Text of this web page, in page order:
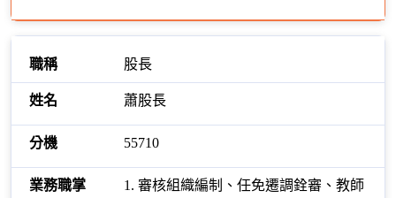
股長
蕭股長
55710
1. 審核組織編制、任免遷調銓審、教師